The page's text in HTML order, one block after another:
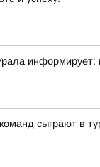
информирует:
сыграют в